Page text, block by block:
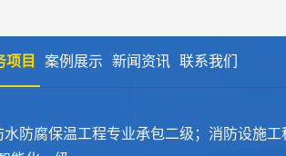
项目 案例展示 新闻资讯 联系我们
防腐保温工程专业承包二级；消防设施